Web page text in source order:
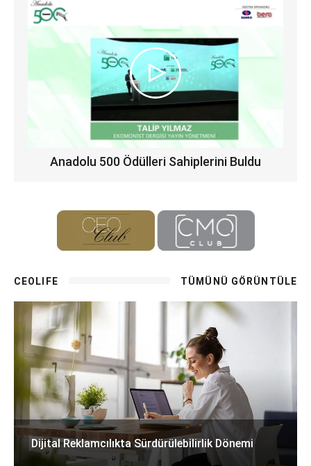
Anadolu 500 Ödülleri Sahiplerini Buldu
CEOLIFE TÜMÜNÜ GÖRÜNTÜLE
Dijital Reklamcılıkta Sürdürülebilirlik Dönemi